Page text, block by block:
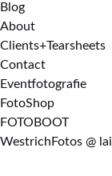
Blog
About
Clients+Tearsheets
Contact
Eventfotografie
FotoShop
FOTOBOOT
WestrichFotos @